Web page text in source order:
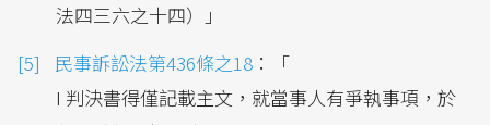
法四三六之十四）」
民事訴訟法第436條之18 ：「
I 判決書得僅記載主文，就當事人有爭執事項，於